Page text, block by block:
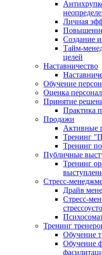
Личная
Создание
Тайм-
целей
Наставничество
Обучение
Оценка
Принятие
Практика
Продажи
Активные
Тренинг
Тренинг
Публичные
Тренинг
Стресс-
Драйв
Стресс-
Тренинг
Обучение
Обучение